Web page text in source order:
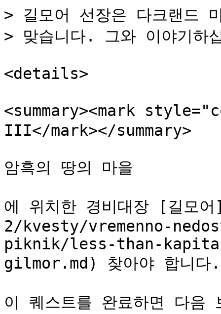
> 길모어 선장은 다크랜
> 맞습니다. 그와 이야기하
<details>
<summary><mark
III</mark></summary>
암흑의 땅의 마을
에 위치한 경비대장 [길
2/kvesty/vremenno-
piknik/less-than-
gilmor.md) 찾아야 합니다.
이 퀘스트를 완료하면 다음